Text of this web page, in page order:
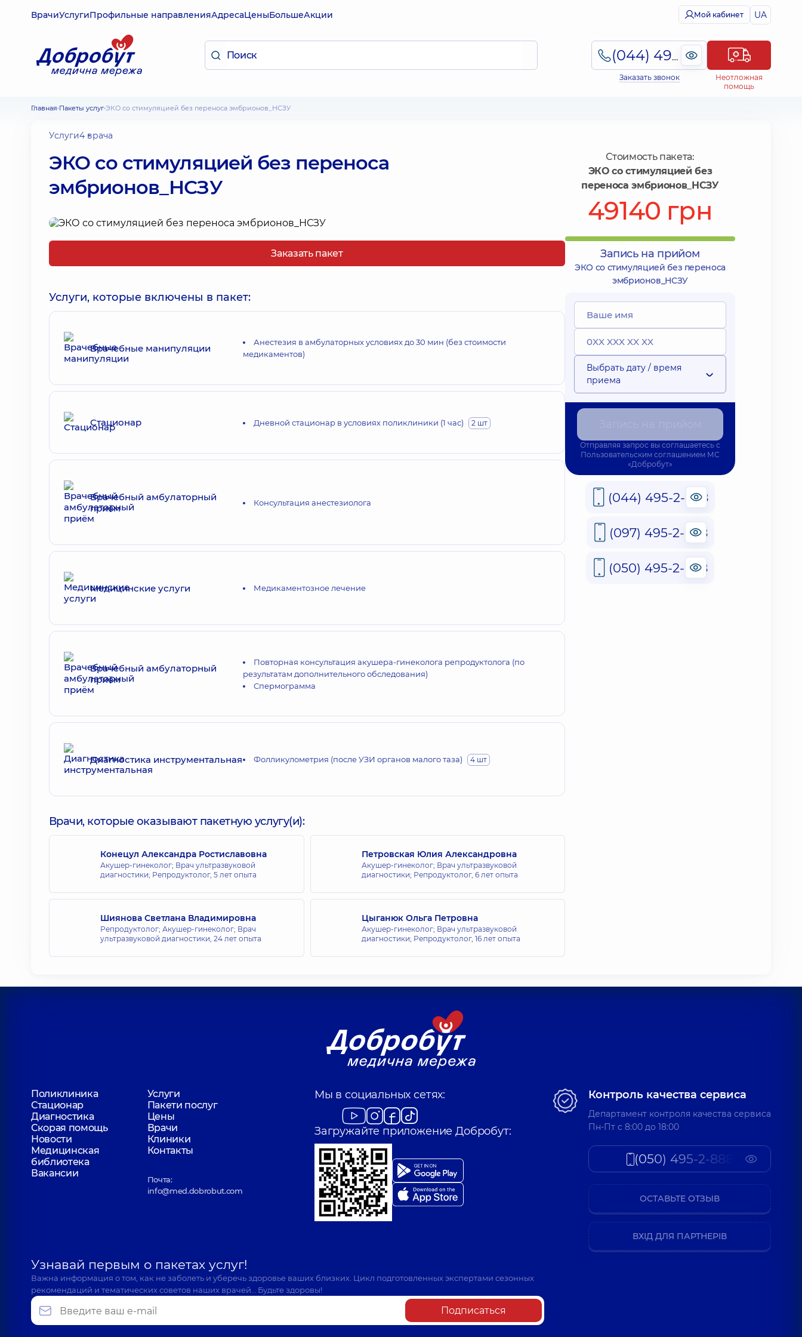
ВрачиУслугиПрофильные направленияАдресаЦеныБольшеАкции Мой кабинет UA
(044) 495-2-888
Заказать звонок
Неотложная
помощь
Главная Пакеты услуг ЭКО со стимуляцией без переноса эмбрионов_НСЗУ
Услуги4 врача
ЭКО со стимуляцией без переноса
эмбрионов_НСЗУ
Заказать пакет
Услуги, которые включены в пакет:
Врачебные манипуляции
Анестезия в амбулаторных условиях до 30 мин (без стоимости
медикаментов)
Стационар Дневной стационар в условиях поликлиники (1 час) 2 шт
Врачебный амбулаторный
приём
Консультация анестезиолога
Медицинские услуги Медикаментозное лечение
Врачебный амбулаторный
приём
Повторная консультация акушера-гинеколога репродуктолога (по
результатам дополнительного обследования)
Спермограмма
Диагностика инструментальная Фолликулометрия (после УЗИ органов малого таза) 4 шт
Врачи, которые оказывают пакетную услугу(и):
Конецул Александра Ростиславовна
Акушер-гинеколог; Врач ультразвуковой
диагностики; Репродуктолог, 5 лет опыта
Петровская Юлия Александровна
Акушер-гинеколог; Врач ультразвуковой
диагностики; Репродуктолог, 6 лет опыта
Шиянова Светлана Владимировна
Репродуктолог; Акушер-гинеколог; Врач
ультразвуковой диагностики, 24 лет опыта
Цыганюк Ольга Петровна
Акушер-гинеколог; Врач ультразвуковой
диагностики; Репродуктолог, 16 лет опыта
Стоимость пакета:
ЭКО со стимуляцией без
переноса эмбрионов_НСЗУ
49140 грн
Запись на прийом
ЭКО со стимуляцией без переноса
эмбрионов_НСЗУ
Выбрать дату / время
приема
Отправляя запрос вы соглашаетесь с
Пользовательским соглашением МС
«Добробут»
(044) 495-2-888
(097) 495-2-888
(050) 495-2-888
Поликлиника
Услуги
Стационар
Пакети послуг
Диагностика
Цены
Скорая помощь
Врачи
Новости
Клиники
Медицинская
библиотека
Контакты
Вакансии
Почта:
info@med.dobrobut.com
Мы в социальных сетях:
Загружайте приложение Добробут:
Узнавай первым о пакетах услуг!
Важна информация о том, как не заболеть и уберечь здоровье ваших близких. Цикл подготовленных экспертами сезонных
рекомендаций и тематических советов наших врачей… Будьте здоровы!
Подписаться
Контроль качества сервиса
Департамент контроля качества сервиса
Пн-Пт c 8:00 до 18:00
(050) 495-2-888
ОСТАВЬТЕ ОТЗЫВ
ВХІД ДЛЯ ПАРТНЕРІВ